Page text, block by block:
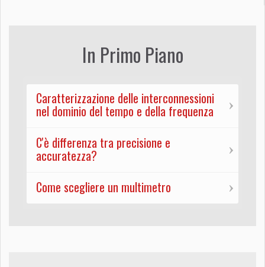
In Primo Piano
Caratterizzazione delle interconnessioni
nel dominio del tempo e della frequenza
C'è differenza tra precisione e
accuratezza?
Come scegliere un multimetro